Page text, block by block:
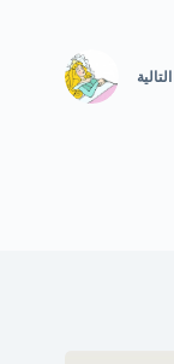
التالية